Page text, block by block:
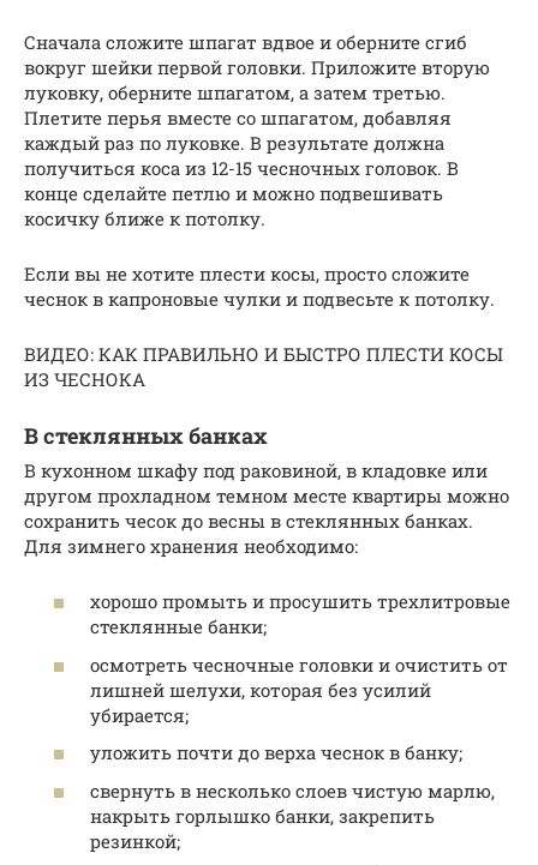
Сначала сложите шпагат вдвое и оберните сгиб
вокруг шейки первой головки. Приложите вторую
луковку, оберните шпагатом, а затем третью.
Плетите перья вместе со шпагатом, добавляя
каждый раз по луковке. В результате должна
получиться коса из 12-15 чесночных головок. В
конце сделайте петлю и можно подвешивать
косичку ближе к потолку.
Если вы не хотите плести косы, просто сложите
чеснок в капроновые чулки и подвесьте к потолку.
ВИДЕО: КАК ПРАВИЛЬНО И БЫСТРО ПЛЕСТИ КОСЫ
ИЗ ЧЕСНОКА
В стеклянных банках
В кухонном шкафу под раковиной, в кладовке или
другом прохладном темном месте квартиры можно
сохранить чесок до весны в стеклянных банках.
Для зимнего хранения необходимо:
хорошо промыть и просушить трехлитровые
стеклянные банки;
осмотреть чесночные головки и очистить от
лишней шелухи, которая без усилий
убирается;
уложить почти до верха чеснок в банку;
свернуть в несколько слоев чистую марлю,
накрыть горлышко банки, закрепить
резинкой;